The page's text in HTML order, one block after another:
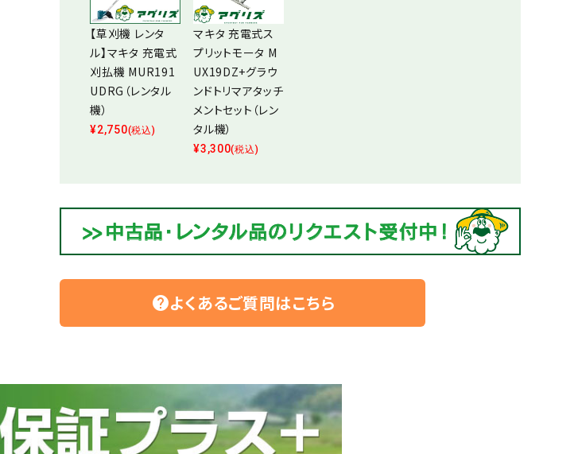
【草刈機 レンタ
ル】マキタ 充電式
刈払機 MUR191
UDRG（レンタル
機）
¥2,750(税込)
マキタ 充電式ス
プリットモータ M
UX19DZ+グラウ
ンドトリマアタッチ
メントセット（レン
タル機）
¥3,300(税込)
helpよくあるご質問はこちら